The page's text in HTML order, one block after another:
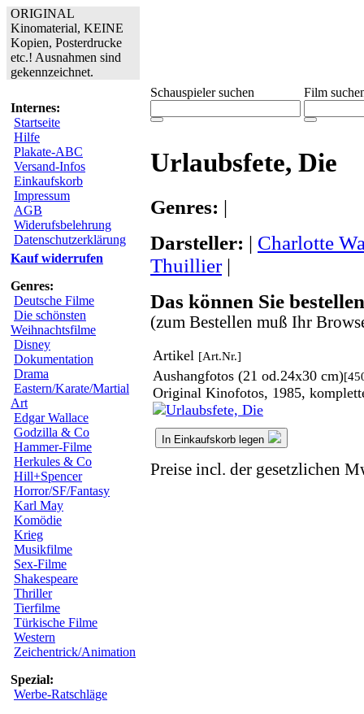
ORIGINAL
Kinomaterial, KEINE
Kopien, Posterdrucke
etc.! Ausnahmen sind
gekennzeichnet.
Internes:
Startseite
Hilfe
Plakate-ABC
Versand-Infos
Einkaufskorb
Impressum
AGB
Widerufsbelehrung
Datenschutzerklärung
Kauf widerrufen
Genres:
Deutsche Filme
Die schönsten
Weihnachtsfilme
Disney
Dokumentation
Drama
Eastern/Karate/Martial
Art
Edgar Wallace
Godzilla & Co
Hammer-Filme
Herkules & Co
Hill+Spencer
Horror/SF/Fantasy
Karl May
Komödie
Krieg
Musikfilme
Sex-Filme
Shakespeare
Thriller
Tierfilme
Türkische Filme
Western
Zeichentrick/Animation
Spezial:
Werbe-Ratschläge
Schauspieler suchen Film
Urlaubsfete, Die
Genres: |
Darsteller: | Charlotte
Thuillier|
Das können Sie
(zum Bestellen muß Ihr
Artikel [Art.Nr.]
Aushangfotos (21 od.24x30 cm)
Original Kinofotos, 1985,
In Einkaufskorb legen
Preise incl. der gesetzlichen